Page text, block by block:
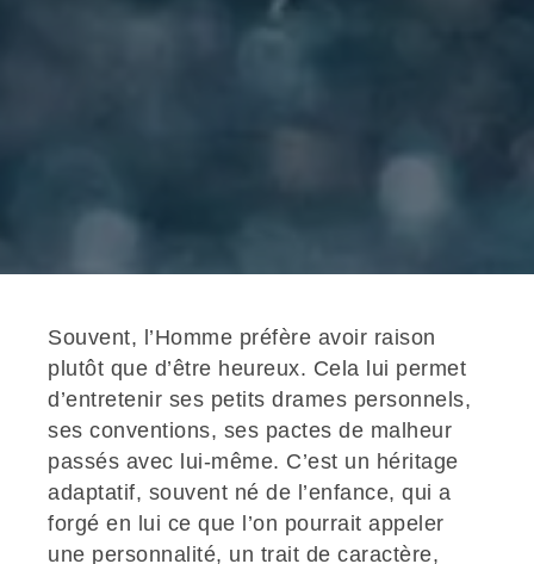
Souvent, l’Homme préfère avoir raison
plutôt que d’être heureux. Cela lui permet
d’entretenir ses petits drames personnels,
ses conventions, ses pactes de malheur
passés avec lui-même. C’est un héritage
adaptatif, souvent né de l’enfance, qui a
forgé en lui ce que l’on pourrait appeler
une personnalité, un trait de caractère,